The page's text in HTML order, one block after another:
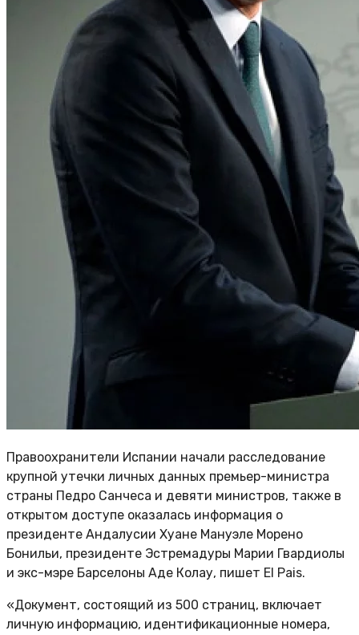
Правоохранители Испании начали расследование
крупной утечки личных данных премьер-министра
страны Педро Санчеса и девяти министров, также в
открытом доступе оказалась информация о
президенте Андалусии Хуане Мануэле Морено
Бонильи, президенте Эстремадуры Марии Гвардиолы
и экс-мэре Барселоны Аде Колау, пишет El Pais.
«Документ, состоящий из 500 страниц, включает
личную информацию, идентификационные номера,